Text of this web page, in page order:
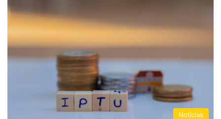
Notícias